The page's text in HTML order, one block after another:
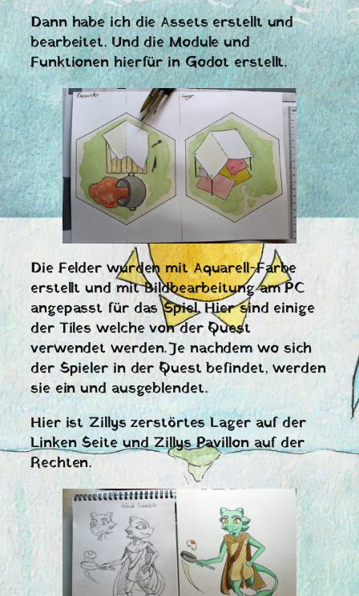
Dann habe ich die Assets erstellt und
bearbeitet. Und die Module und
Funktionen hierfür in Godot erstellt.
Die Felder wurden mit Aquarell-Farbe
erstellt und mit Bildbearbeitung am PC
angepasst für das Spiel. Hier sind einige
der Tiles welche von der Quest
verwendet werden. Je nachdem wo sich
der Spieler in der Quest befindet, werden
sie ein und ausgeblendet.
Hier ist Zillys zerstörtes Lager auf der
Linken Seite und Zillys Pavillon auf der
Rechten.